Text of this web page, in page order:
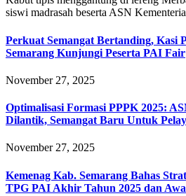
siswi madrasah beserta ASN
Perkuat Semangat Bertanding, Kasi
Semarang Kunjungi Peserta PAI Fair
November 27, 2025
Optimalisasi Formasi PPPK 2025:
Dilantik, Semangat Baru Untuk
November 27, 2025
Kemenag Kab. Semarang Bahas
TPG PAI Akhir Tahun 2025 dan